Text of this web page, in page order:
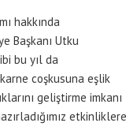
hakkında
Başkanı Utku
bu yıl da
karne coşkusuna eşlik
geliştirme imkanı
etkinliklere